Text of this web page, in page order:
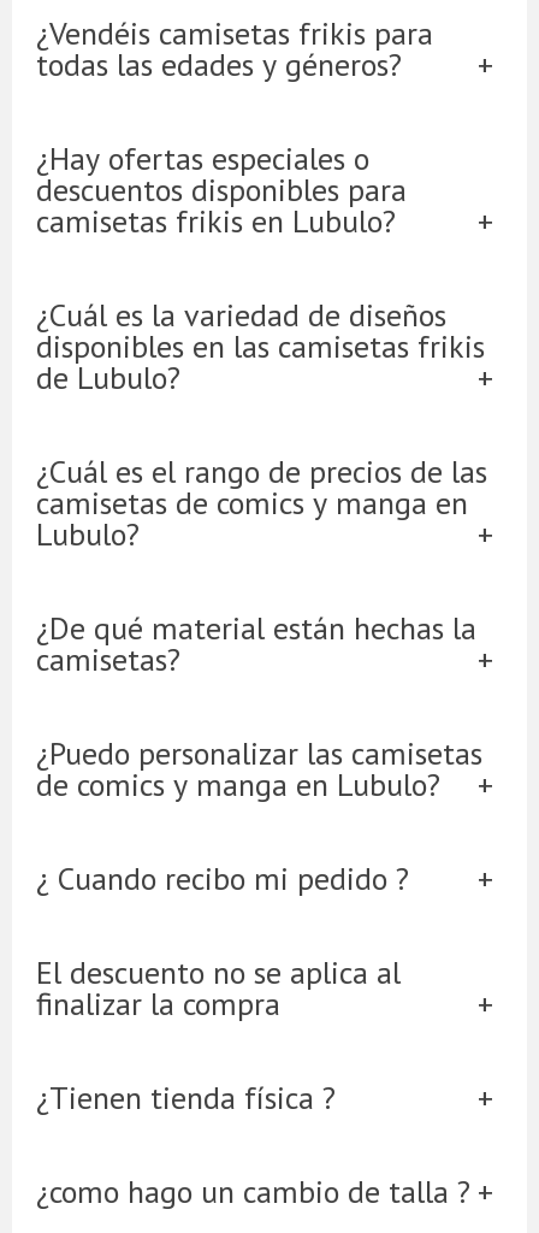
¿Vendéis camisetas frikis para
todas las edades y géneros?
¿Hay ofertas especiales o
descuentos disponibles para
camisetas frikis en Lubulo?
¿Cuál es la variedad de diseños
disponibles en las camisetas frikis
de Lubulo?
¿Cuál es el rango de precios de las
camisetas de comics y manga en
Lubulo?
¿De qué material están hechas la
camisetas?
¿Puedo personalizar las camisetas
de comics y manga en Lubulo?
¿ Cuando recibo mi pedido ?
El descuento no se aplica al
finalizar la compra
¿Tienen tienda física ?
¿como hago un cambio de talla ?